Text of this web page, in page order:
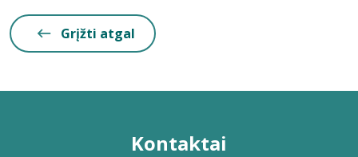
Grįžti atgal
Kontaktai